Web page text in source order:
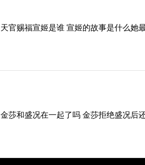
天官赐福宣姬是谁 宣姬的故事是什么她
金莎和盛况在一起了吗 金莎拒绝盛况后